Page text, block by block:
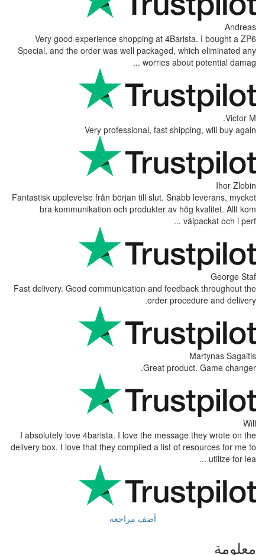
Very good experience
Special, and the order was well
Very
Fantastisk upplevelse från början
bra kommunikation och
Fast delivery. Good
I absolutely love 4barista. I
delivery box. I love that they